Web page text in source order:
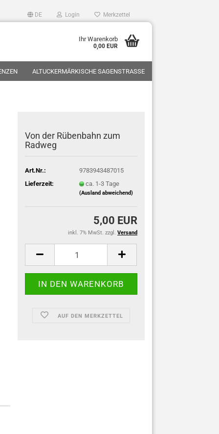
DE Login Merkzettel
Ihr Warenkorb
0,00 EUR
ALTUCKERMÄRKISCHE SAGENSTRASSE
Von der Rübenbahn zum
Radweg
Art.Nr.:
9783943487015
Lieferzeit:
ca. 1-3 Tage
(Ausland abweichend)
5,00 EUR
inkl. 7% MwSt. zzgl. Versand
AUF DEN MERKZETTEL